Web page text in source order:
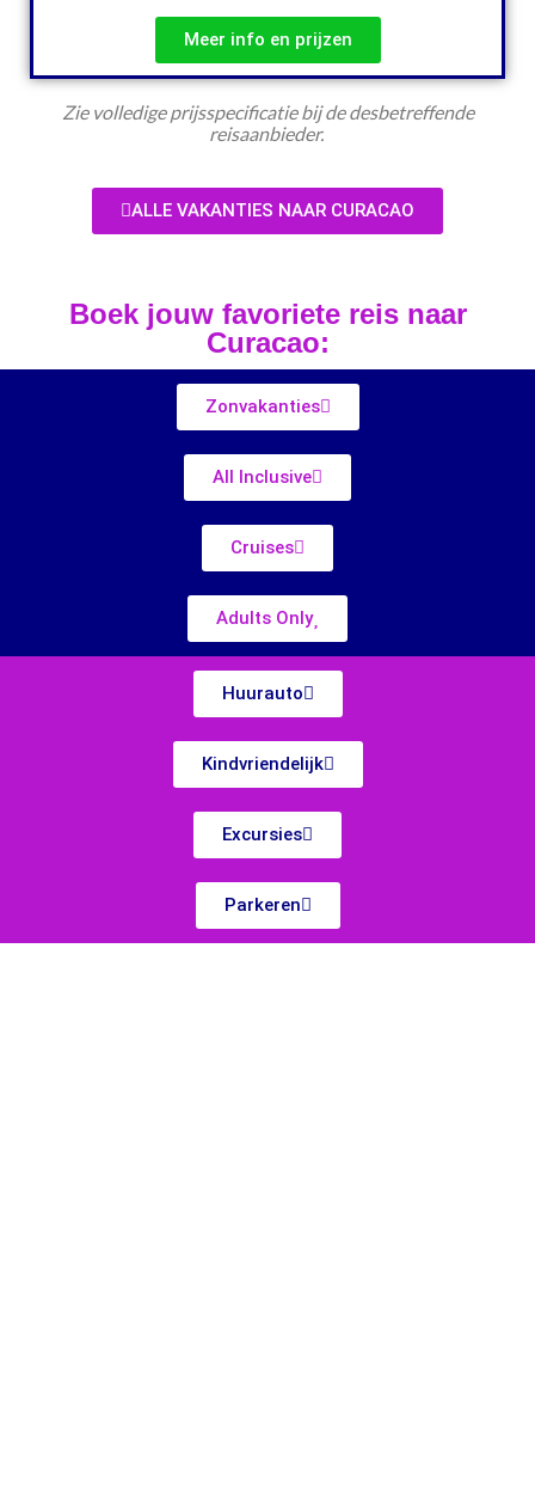
Meer info en prijzen
Zie volledige prijsspecificatie bij de desbetreffende
reisaanbieder.
ALLE VAKANTIES NAAR CURACAO
Boek jouw favoriete reis naar
Curacao:
Zonvakanties
All Inclusive
Cruises
Adults Only
Huurauto
Kindvriendelijk
Excursies
Parkeren